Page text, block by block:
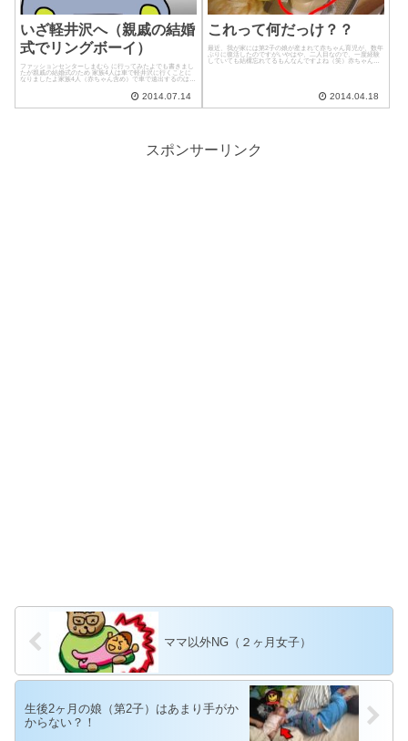
いざ軽井沢へ（親戚の結婚
式でリングボーイ）
ファッションセンターしまむら に行ってみたよでも書きまし
たが親戚の結婚式のため 家族4人は車で軽井沢に行くことに
なりましたよ家族4人（赤ちゃん含め）で車で遠出するのは初
2014.07.14
これって何だっけ？？
最近、我が家には第2子の娘が産まれて赤ちゃん育児が、数年
ぶりに復活したのですがいやはや、二人目なので、一度経験
していても結構忘れてるもんなんですよね（笑）赤ちゃんに
2014.04.18
スポンサーリンク
ママ以外NG（２ヶ月女子）
生後2ヶ月の娘（第2子）はあまり手がか
からない？！